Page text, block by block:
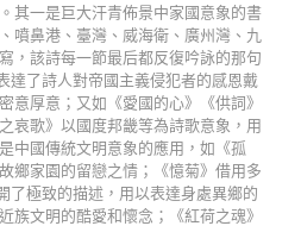
其一是巨大汗青佈景中家國意象的書
噴鼻港、臺灣、威海衛、廣州灣、九
，該詩每一節最后都反復吟詠的那句
達了詩人對帝國主義侵犯者的感恩戴
意厚意；又如《愛國的心》《供詞》
哀歌》以國度邦畿等為詩歌意象，用
中國傳統文明意象的應用，如《孤
鄉家園的留戀之情；《憶菊》借用多
了極致的描述，用以表達身處異鄉的
族文明的酷愛和懷念；《紅荷之魂》